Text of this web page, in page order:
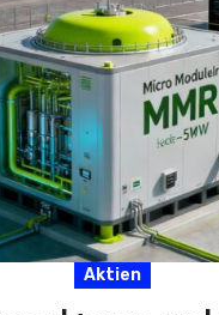
Aktien